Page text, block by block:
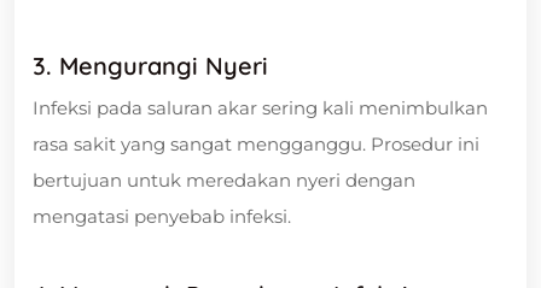
3. Mengurangi Nyeri
Infeksi pada saluran akar sering kali menimbulkan
rasa sakit yang sangat mengganggu. Prosedur ini
bertujuan untuk meredakan nyeri dengan
mengatasi penyebab infeksi.